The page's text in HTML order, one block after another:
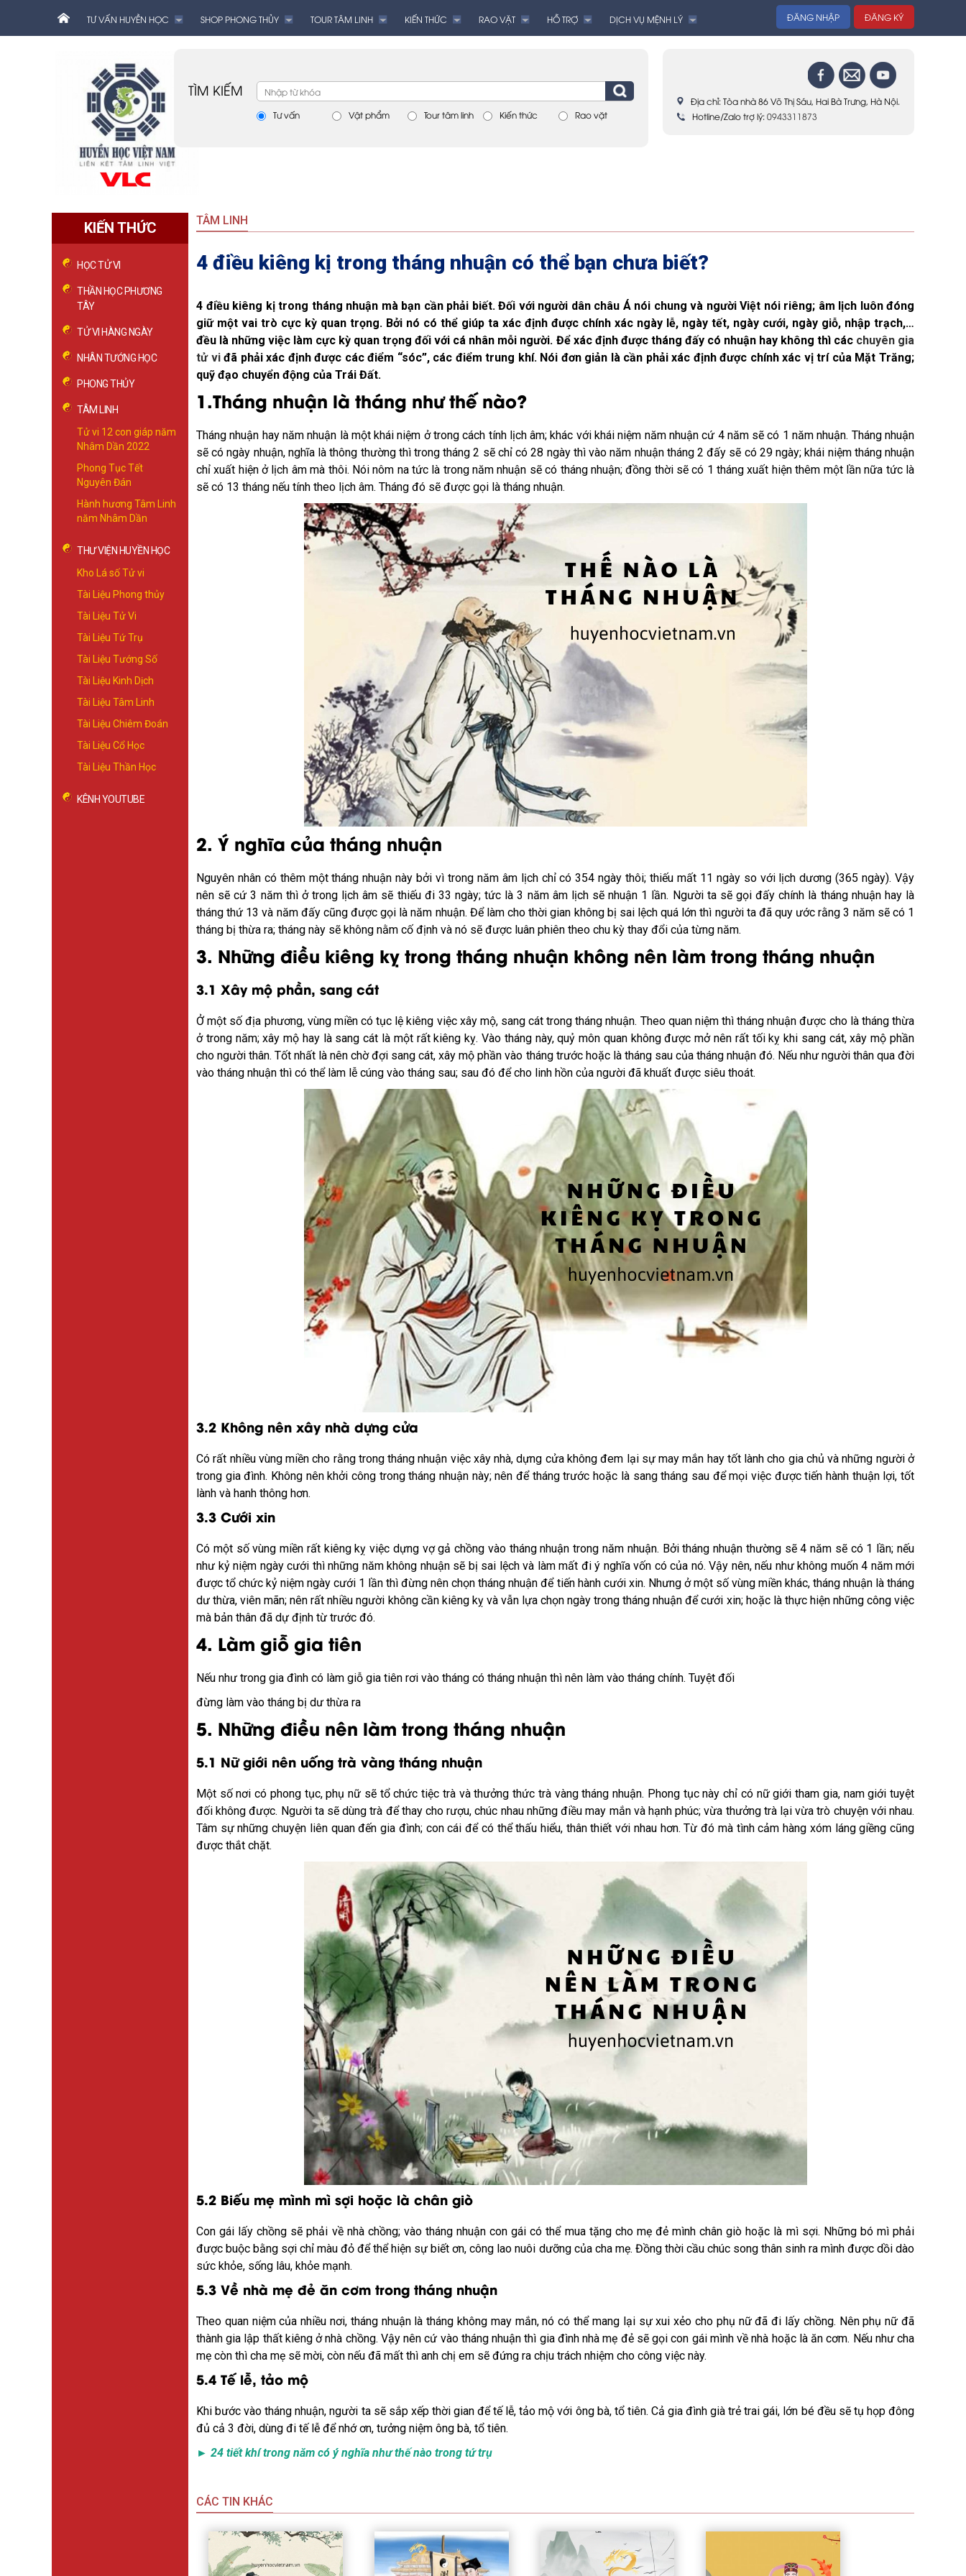
TƯ VẤN HUYỀN HỌC SHOP PHONG THỦY TOUR TÂM LINH KIẾN THỨC RAO VẶT HỖ TRỢ DỊCH VỤ MỆNH LÝ ĐĂNG NHẬP ĐĂNG KÝ
TÌM KIẾM
Tư vấn Vật phẩm Tour tâm linh Kiến thức Rao vặt
Địa chỉ: Tòa nhà 86 Võ Thị Sáu, Hai Bà Trưng, Hà Nội.
Hotline/Zalo trợ lý:0943311873
KIẾN THỨC
HỌC TỬ VI
THẦN HỌC PHƯƠNG
TÂY
TỬ VI HÀNG NGÀY
NHÂN TƯỚNG HỌC
PHONG THỦY
TÂM LINH
Tử vi 12 con giáp năm
Nhâm Dần 2022
Phong Tục Tết
Nguyên Đán
Hành hương Tâm Linh
năm Nhâm Dần
THƯ VIỆN HUYỀN HỌC
Kho Lá số Tử vi
Tài Liệu Phong thủy
Tài Liệu Tử Vi
Tài Liệu Tứ Trụ
Tài Liệu Tướng Số
Tài Liệu Kinh Dịch
Tài Liệu Tâm Linh
Tài Liệu Chiêm Đoán
Tài Liệu Cổ Học
Tài Liệu Thần Học
KÊNH YOUTUBE
TÂM LINH
4 điều kiêng kị trong tháng nhuận có thể bạn chưa biết?
4 điều kiêng kị trong tháng nhuận mà bạn cần phải biết. Đối với người dân châu Á nói chung và người Việt nói riêng; âm lịch luôn đóng
giữ một vai trò cực kỳ quan trọng. Bởi nó có thể giúp ta xác định được chính xác ngày lễ, ngày tết, ngày cưới, ngày giỗ, nhập trạch,…
đều là những việc làm cực kỳ quan trọng đối với cá nhân mỗi người. Để xác định được tháng đấy có nhuận hay không thì các chuyên gia
tử viđã phải xác định được các điểm “sóc”, các điểm trung khí. Nói đơn giản là cần phải xác định được chính xác vị trí của Mặt Trăng;
quỹ đạo chuyển động của Trái Đất.
1.Tháng nhuận là tháng như thế nào?
Tháng nhuận hay năm nhuận là một khái niệm ở trong cách tính lịch âm; khác với khái niệm năm nhuận cứ 4 năm sẽ có 1 năm nhuận. Tháng nhuận
sẽ có ngày nhuận, nghĩa là thông thường thì trong tháng 2 sẽ chỉ có 28 ngày thì vào năm nhuận tháng 2 đấy sẽ có 29 ngày; khái niệm tháng nhuận
chỉ xuất hiện ở lịch âm mà thôi. Nói nôm na tức là trong năm nhuận sẽ có tháng nhuận; đồng thời sẽ có 1 tháng xuất hiện thêm một lần nữa tức là
sẽ có 13 tháng nếu tính theo lịch âm. Tháng đó sẽ được gọi là tháng nhuận.
2. Ý nghĩa của tháng nhuận
Nguyên nhân có thêm một tháng nhuận này bởi vì trong năm âm lịch chỉ có 354 ngày thôi; thiếu mất 11 ngày so với lịch dương (365 ngày). Vậy
nên sẽ cứ 3 năm thì ở trong lịch âm sẽ thiếu đi 33 ngày; tức là 3 năm âm lịch sẽ nhuận 1 lần. Người ta sẽ gọi đấy chính là tháng nhuận hay là
tháng thứ 13 và năm đấy cũng được gọi là năm nhuận. Để làm cho thời gian không bị sai lệch quá lớn thì người ta đã quy ước rằng 3 năm sẽ có 1
tháng bị thừa ra; tháng này sẽ không nằm cố định và nó sẽ được luân phiên theo chu kỳ thay đổi của từng năm.
3. Những điều kiêng kỵ trong tháng nhuận không nên làm trong tháng nhuận
3.1 Xây mộ phần, sang cát
Ở một số địa phương, vùng miền có tục lệ kiêng việc xây mộ, sang cát trong tháng nhuận. Theo quan niệm thì tháng nhuận được cho là tháng thừa
ở trong năm; xây mộ hay là sang cát là một rất kiêng kỵ. Vào tháng này, quỷ môn quan không được mở nên rất tối kỵ khi sang cát, xây mộ phần
cho người thân. Tốt nhất là nên chờ đợi sang cát, xây mộ phần vào tháng trước hoặc là tháng sau của tháng nhuận đó. Nếu như người thân qua đời
vào tháng nhuận thì có thể làm lễ cúng vào tháng sau; sau đó để cho linh hồn của người đã khuất được siêu thoát.
3.2 Không nên xây nhà dựng cửa
Có rất nhiều vùng miền cho rằng trong tháng nhuận việc xây nhà, dựng cửa không đem lại sự may mắn hay tốt lành cho gia chủ và những người ở
trong gia đình. Không nên khởi công trong tháng nhuận này; nên để tháng trước hoặc là sang tháng sau để mọi việc được tiến hành thuận lợi, tốt
lành và hanh thông hơn.
3.3 Cưới xin
Có một số vùng miền rất kiêng kỵ việc dựng vợ gả chồng vào tháng nhuận trong năm nhuận. Bởi tháng nhuận thường sẽ 4 năm sẽ có 1 lần; nếu
như kỷ niệm ngày cưới thì những năm không nhuận sẽ bị sai lệch và làm mất đi ý nghĩa vốn có của nó. Vậy nên, nếu như không muốn 4 năm mới
được tổ chức kỷ niệm ngày cưới 1 lần thì đừng nên chọn tháng nhuận để tiến hành cưới xin. Nhưng ở một số vùng miền khác, tháng nhuận là tháng
dư thừa, viên mãn; nên rất nhiều người không cần kiêng kỵ và vẫn lựa chọn ngày trong tháng nhuận để cưới xin; hoặc là thực hiện những công việc
mà bản thân đã dự định từ trước đó.
4. Làm giỗ gia tiên
Nếu như trong gia đình có làm giỗ gia tiên rơi vào tháng có tháng nhuận thì nên làm vào tháng chính. Tuyệt đối
đừng làm vào tháng bị dư thừa ra
5. Những điều nên làm trong tháng nhuận
5.1 Nữ giới nên uống trà vàng tháng nhuận
Một số nơi có phong tục, phụ nữ sẽ tổ chức tiệc trà và thưởng thức trà vàng tháng nhuận. Phong tục này chỉ có nữ giới tham gia, nam giới tuyệt
đối không được. Người ta sẽ dùng trà để thay cho rượu, chúc nhau những điều may mắn và hạnh phúc; vừa thưởng trà lại vừa trò chuyện với nhau.
Tâm sự những chuyện liên quan đến gia đình; con cái để có thể thấu hiểu, thân thiết với nhau hơn. Từ đó mà tình cảm hàng xóm láng giềng cũng
được thắt chặt.
5.2 Biếu mẹ mình mì sợi hoặc là chân giò
Con gái lấy chồng sẽ phải về nhà chồng; vào tháng nhuận con gái có thể mua tặng cho mẹ đẻ mình chân giò hoặc là mì sợi. Những bó mì phải
được buộc bằng sợi chỉ màu đỏ để thể hiện sự biết ơn, công lao nuôi dưỡng của cha mẹ. Đồng thời cầu chúc song thân sinh ra mình được dồi dào
sức khỏe, sống lâu, khỏe mạnh.
5.3 Về nhà mẹ đẻ ăn cơm trong tháng nhuận
Theo quan niệm của nhiều nơi, tháng nhuận là tháng không may mắn, nó có thể mang lại sự xui xẻo cho phụ nữ đã đi lấy chồng. Nên phụ nữ đã
thành gia lập thất kiêng ở nhà chồng. Vậy nên cứ vào tháng nhuận thì gia đình nhà mẹ đẻ sẽ gọi con gái mình về nhà hoặc là ăn cơm. Nếu như cha
mẹ còn thì cha mẹ sẽ mời, còn nếu đã mất thì anh chị em sẽ đứng ra chịu trách nhiệm cho công việc này.
5.4 Tế lễ, tảo mộ
Khi bước vào tháng nhuận, người ta sẽ sắp xếp thời gian để tế lễ, tảo mộ với ông bà, tổ tiên. Cả gia đình già trẻ trai gái, lớn bé đều sẽ tụ họp đông
đủ cả 3 đời, dùng đi tế lễ để nhớ ơn, tưởng niệm ông bà, tổ tiên.
► 24 tiết khí trong năm có ý nghĩa như thế nào trong tứ trụ
CÁC TIN KHÁC